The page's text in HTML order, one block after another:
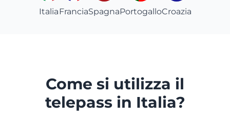
ItaliaFranciaSpagnaPortogalloCroazia
Come si utilizza il
telepass in Italia?